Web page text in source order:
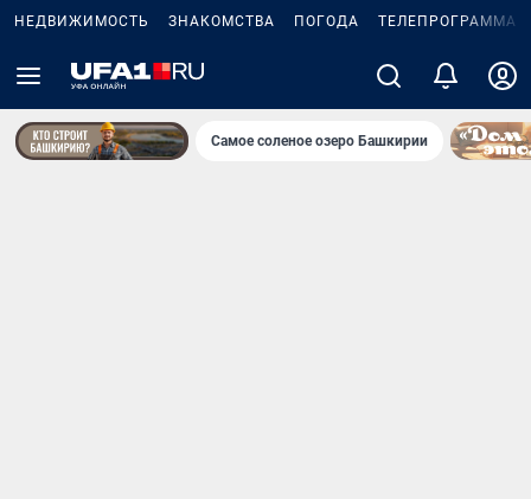
НЕДВИЖИМОСТЬ ЗНАКОМСТВА ПОГОДА ТЕЛЕПРОГРАММА
Самое соленое озеро Башкирии